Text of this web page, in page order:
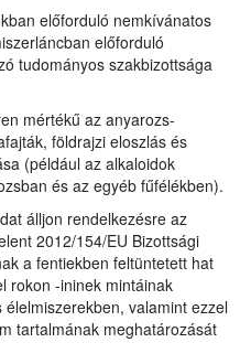
előforduló nemkívánatos
előforduló
tudományos szakbizottsága
mértékű az anyarozs-
földrajzi eloszlás és
(például az alkaloidok
és az egyéb fűfélékben).
álljon rendelkezésre az
2012/154/EU Bizottsági
a fentiekben feltüntetett hat
rokon -ininek mintáinak
valamint ezzel
tartalmának meghatározását